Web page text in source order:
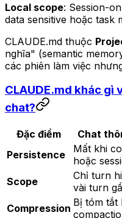
Local scope: Session-
data sensitive hoặc task
CLAUDE.md thuộc
nghĩa" (semantic
các phiên làm việc
CLAUDE.md khác gì
chat?
Đặc điểm Chat
Persistence
Mất khi
hoặc
Scope
Chỉ turn
vài turn
Compression Bị tóm tắt